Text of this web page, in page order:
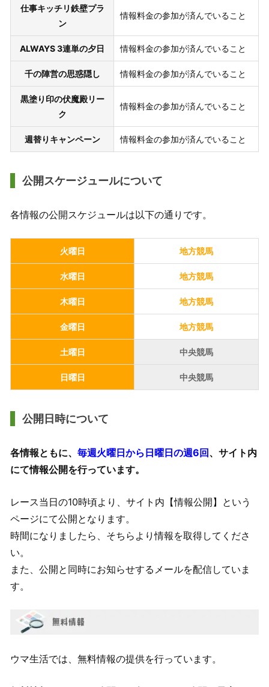
仕事キッチリ鉄壁プラ
ン
情報料金の参加が済んでいること
ALWAYS 3連単の夕日 情報料金の参加が済んでいること
千の陣営の思惑隠し 情報料金の参加が済んでいること
黒塗り印の伏魔殿リー
ク
情報料金の参加が済んでいること
週替りキャンペーン 情報料金の参加が済んでいること
公開スケージュールについて
各情報の公開スケジュールは以下の通りです。
火曜日 地方競馬
水曜日 地方競馬
木曜日 地方競馬
金曜日 地方競馬
土曜日 中央競馬
日曜日 中央競馬
公開日時について
各情報ともに、 毎週火曜日から日曜日の週6回 、サイト内
にて情報公開を行っています。
レース当日の10時頃より、サイト内【情報公開】という
ページにて公開となります。
時間になりましたら、そちらより情報を取得してくださ
い。
また、公開と同時にお知らせするメールを配信していま
す。
ウマ生活では、無料情報の提供を行っています。